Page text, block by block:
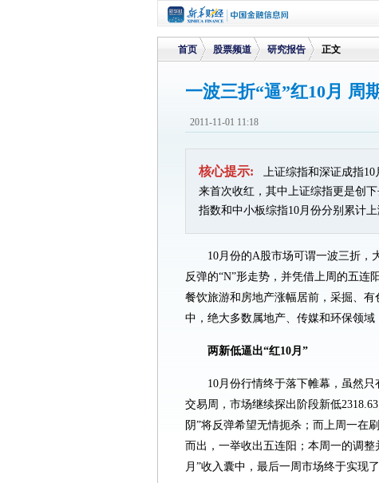
首页
>
股票频道
>
研究报告 正文
一波三折“逼”红10月 周
2011-11-01 11:18
核心提示:
上证综指和深证成指10
来首次收红，其中上证综指更是创
指数和中小板综指10月份分别累计上
10月份的A股市场可谓一波三折，
反弹的“N”形走势，并凭借上周的五连
餐饮旅游和房地产涨幅居前，采掘、
中，绝大多数属地产、传媒和环保领域
两新低逼出“红10月”
10月份行情终于落下帷幕，虽然
交易周，市场继续探出阶段新低
阴”将反弹希望无情扼杀；而上周一在
而出，一举收出五连阳；本周一的调
月”收入囊中，最后一周市场终于实现了